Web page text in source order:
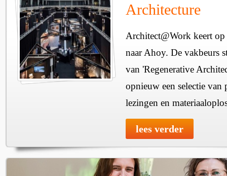
Architecture
Architect@Work keert
naar Ahoy. De vakbeurs
van 'Regenerative
opnieuw een selectie van
lezingen en
lees verder